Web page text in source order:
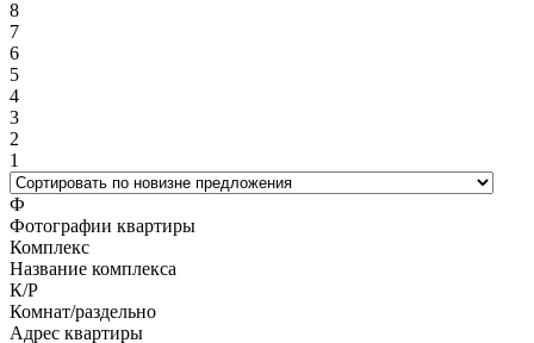
8
7
6
5
4
3
2
1
Ф
Фотографии квартиры
Комплекс
Название комплекса
К/Р
Комнат/раздельно
Адрес квартиры